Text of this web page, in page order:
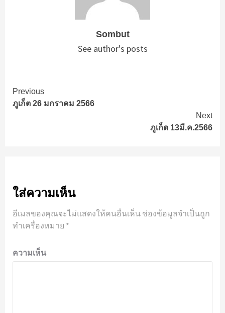
Sombut
See author's posts
Continue
Reading
Previous
ภูเก็ต 26 มกราคม 2566
Next
ภูเก็ต 13มี.ค.2566
ใส่ความเห็น
อีเมลของคุณจะไม่แสดงให้คนอื่นเห็น ช่องข้อมูลจำเป็นถูก
ทำเครื่องหมาย *
ความเห็น